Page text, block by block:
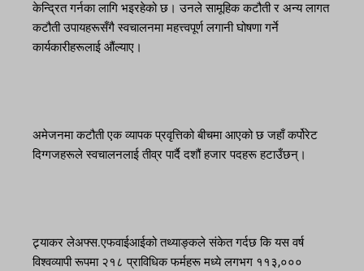
केन्द्रित गर्नका लागि भइरहेको छ। उनले सामूहिक कटौती र अन्य लागत
कटौती उपायहरूसँगै स्वचालनमा महत्त्वपूर्ण लगानी घोषणा गर्ने
कार्यकारीहरूलाई औंल्याए।
अमेजनमा कटौती एक व्यापक प्रवृत्तिको बीचमा आएको छ जहाँ कर्पोरेट
दिग्गजहरूले स्वचालनलाई तीव्र पार्दै दशौं हजार पदहरू हटाउँछन्।
ट्र्याकर लेअफ्स.एफवाईआईको तथ्याङ्कले संकेत गर्दछ कि यस वर्ष
विश्वव्यापी रूपमा २१८ प्राविधिक फर्महरू मध्ये लगभग ११३,०००